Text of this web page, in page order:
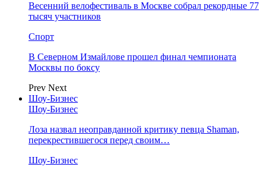
Весенний велофестиваль в Москве собрал рекордные 77
тысяч участников
Спорт
В Северном Измайлове прошел финал чемпионата
Москвы по боксу
Prev Next
Шоу-Бизнес
Шоу-Бизнес
Лоза назвал неоправданной критику певца Shaman,
перекрестившегося перед своим…
Шоу-Бизнес